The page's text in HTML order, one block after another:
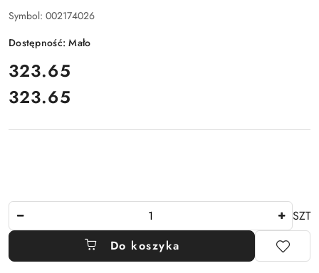
Symbol: 002174026
Dostępność:Mało
cena:
323.65
Cena:
323.65
SZT
Do koszyka